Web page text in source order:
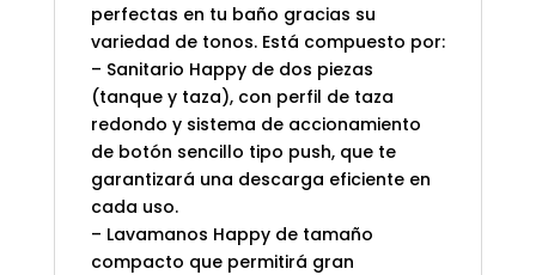
perfectas en tu baño gracias su
variedad de tonos. Está compuesto por:
– Sanitario Happy de dos piezas
(tanque y taza), con perfil de taza
redondo y sistema de accionamiento
de botón sencillo tipo push, que te
garantizará una descarga eficiente en
cada uso.
– Lavamanos Happy de tamaño
compacto que permitirá gran